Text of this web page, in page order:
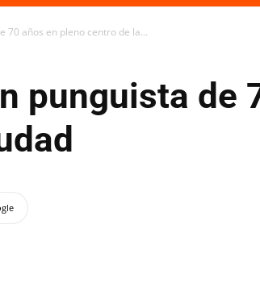
70 años en pleno centro de la...
punguista de